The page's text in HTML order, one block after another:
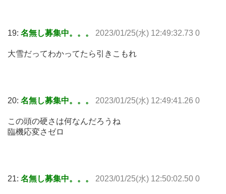
19: 名無し募集中。。。 2023/01/25(水) 12:49:32.73 0
大雪だってわかってたら引きこもれ
20: 名無し募集中。。。 2023/01/25(水) 12:49:41.26 0
この頭の硬さは何なんだろうね
臨機応変さゼロ
21: 名無し募集中。。。 2023/01/25(水) 12:50:02.50 0